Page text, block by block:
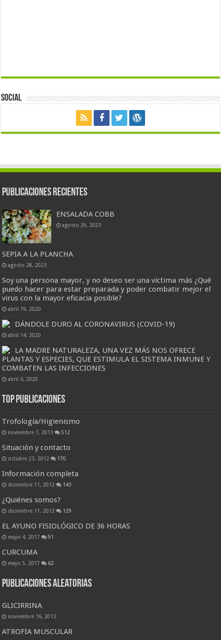
Social
Publicaciones Recientes
ENSALADA COBB
agosto 29, 2023
SEPIA A LA PLANCHA
agosto 28, 2023
Soy una persona mayor, y no deseo ser una víctima más ¿Qué
puedo hacer para estar preparada y poder combatir mejor el
virus con la mayor eficacia posible?
abril 19, 2020
DÁNDOLE DURO AL CORONAVIRUS (COVID-19)
abril 14, 2020
LA MADRE NATURALEZA, UNA VEZ MÁS NOS OFRECE
PLANTAS Y ESPECIES, QUE ESTIMULA EL SISTEMA INMUNE Y
COMBATEN LAS INFECCIONES
abril 6, 2020
Top Publicaciones
Trofología/Higienismo
noviembre 7, 2013 512
Situación y contacto
octubre 23, 2012 170
Información completa
diciembre 11, 2012 143
¿Quiénes somos?
diciembre 11, 2012 129
EL AYUNO FISIOLÓGICO DE 36 HORAS
mayo 4, 2017 91
CURCUMA
mayo 5, 2017 62
Publicaciones Aleatorias
GLICIRRINA
noviembre 16, 2013
ATROFIA MUSCULAR